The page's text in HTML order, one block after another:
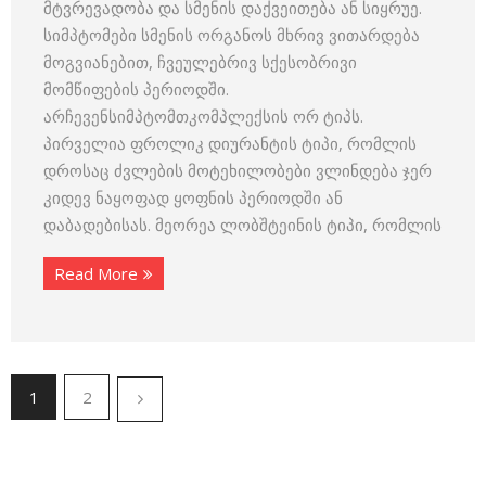
მტვრევადობა და სმენის დაქვეითება ან სიყრუე.
სიმპტომები სმენის ორგანოს მხრივ ვითარდება
მოგვიანებით, ჩვეულებრივ სქესობრივი
მომწიფების პერიოდში.
არჩევენსიმპტომთკომპლექსის ორ ტიპს.
პირველია ფროლიკ დიურანტის ტიპი, რომლის
დროსაც ძვლების მოტეხილობები ვლინდება ჯერ
კიდევ ნაყოფად ყოფნის პერიოდში ან
დაბადებისას. მეორეა ლობშტეინის ტიპი, რომლის
Read More
1 2